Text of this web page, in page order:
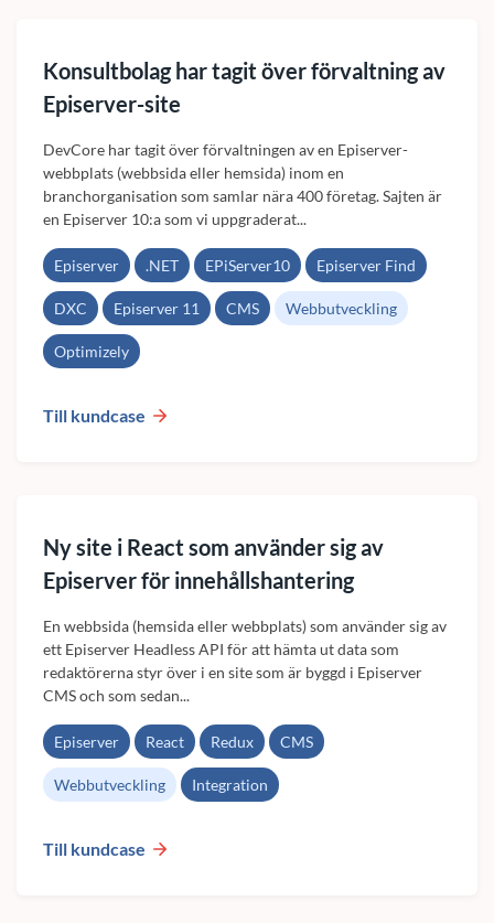
Konsultbolag har tagit över förvaltning av
Episerver-site
DevCore har tagit över förvaltningen av en Episerver-
webbplats (webbsida eller hemsida) inom en
branchorganisation som samlar nära 400 företag. Sajten är
en Episerver 10:a som vi uppgraderat...
Episerver .NET EPiServer10 Episerver Find
DXC Episerver 11 CMS Webbutveckling
Optimizely
Till kundcase
Ny site i React som använder sig av
Episerver för innehållshantering
En webbsida (hemsida eller webbplats) som använder sig av
ett Episerver Headless API för att hämta ut data som
redaktörerna styr över i en site som är byggd i Episerver
CMS och som sedan...
Episerver React Redux CMS
Webbutveckling Integration
Till kundcase